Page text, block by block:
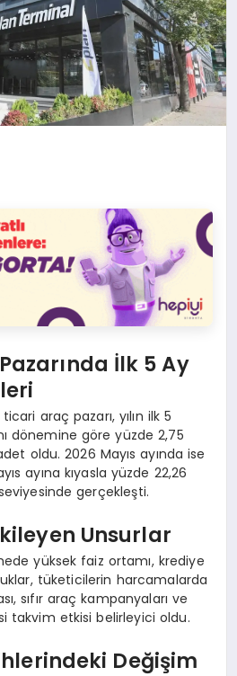
İlk 5 Ay
araç pazarı, yılın ilk 5
dönemine göre yüzde 2,75
oldu. 2026 Mayıs ayında ise
ayına kıyasla yüzde 22,26
gerçekleşti.
Unsurlar
yüksek faiz ortamı, krediye
tüketicilerin harcamalarda
sıfır araç kampanyaları ve
takvim etkisi belirleyici oldu.
Değişim